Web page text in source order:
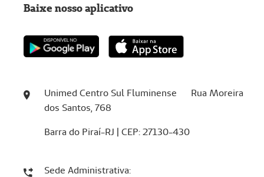
Unimed Centro Sul Fluminense Rua Moreira
dos Santos, 768
Barra do Piraí-RJ | CEP: 27130-430
Sede Administrativa:
Baixe nosso aplicativo